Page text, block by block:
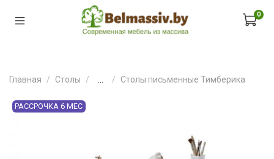
0
Главная Столы Столы письменные Тимберика
РАССРОЧКА 6 МЕС